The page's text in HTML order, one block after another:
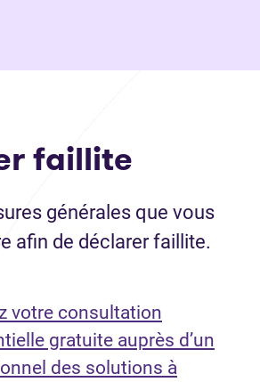
faillite
générales que vous
afin de déclarer faillite.
votre consultation
gratuite auprès d’un
des solutions à